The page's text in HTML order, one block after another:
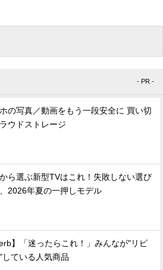
- PR -
の写真／動画をもう一段安全に 買い切
ウドストレージ
ら選ぶ新型TVはこれ！失敗しない選び
2026年夏の一押しモデル
】「迷ったらこれ！」みんなが"リピ
している人気商品